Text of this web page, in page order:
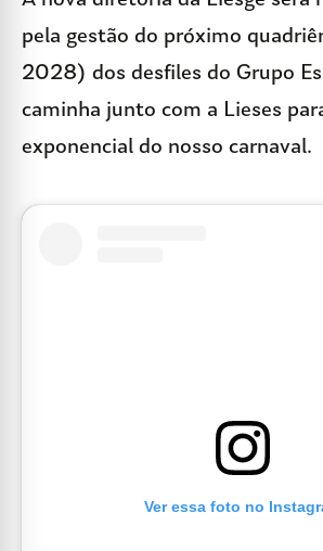
pela gestão do próximo
2028) dos desfiles do Grupo
caminha junto com a Lieses
exponencial do nosso carnaval.
Ver essa foto no